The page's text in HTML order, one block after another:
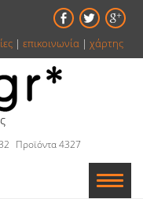
| επικοινωνία| χάρτης
Προϊόντα 4327